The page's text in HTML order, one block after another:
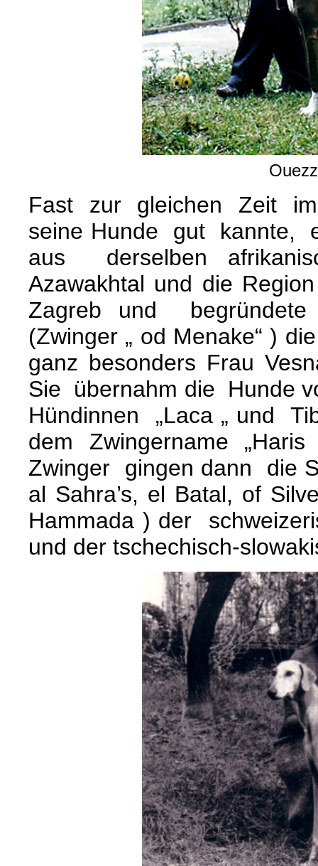
Fast zur gleichen Zeit
seine Hunde gut kannte,
aus derselben
Azawakhtal und die
Zagreb und
(Zwinger „ od Menake“ )
ganz besonders Frau
Sie übernahm die Hunde
Hündinnen „Laca „ und
dem Zwingername
Zwinger gingen dann die
al Sahra’s, el Batal, of
Hammada ) der
und der tschechisch-